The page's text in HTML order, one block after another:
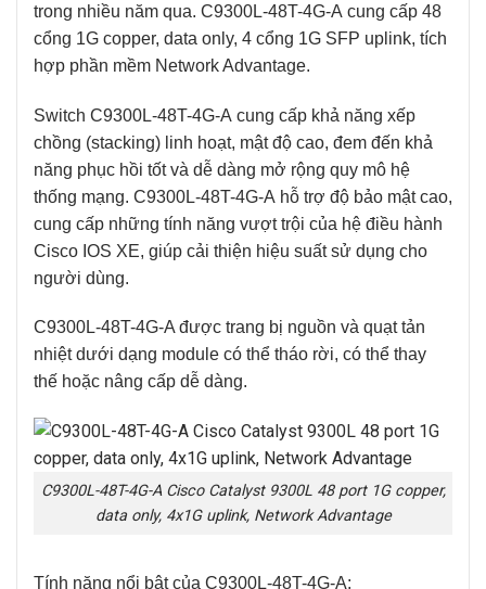
trong nhiều năm qua. C9300L-48T-4G-A cung cấp 48
cổng 1G copper, data only, 4 cổng 1G SFP uplink, tích
hợp phần mềm Network Advantage.
Switch C9300L-48T-4G-A cung cấp khả năng xếp
chồng (stacking) linh hoạt, mật độ cao, đem đến khả
năng phục hồi tốt và dễ dàng mở rộng quy mô hệ
thống mạng. C9300L-48T-4G-A hỗ trợ độ bảo mật cao,
cung cấp những tính năng vượt trội của hệ điều hành
Cisco IOS XE, giúp cải thiện hiệu suất sử dụng cho
người dùng.
C9300L-48T-4G-A được trang bị nguồn và quạt tản
nhiệt dưới dạng module có thể tháo rời, có thể thay
thế hoặc nâng cấp dễ dàng.
C9300L-48T-4G-A Cisco Catalyst 9300L 48 port 1G copper,
data only, 4x1G uplink, Network Advantage
Tính năng nổi bật của C9300L-48T-4G-A: